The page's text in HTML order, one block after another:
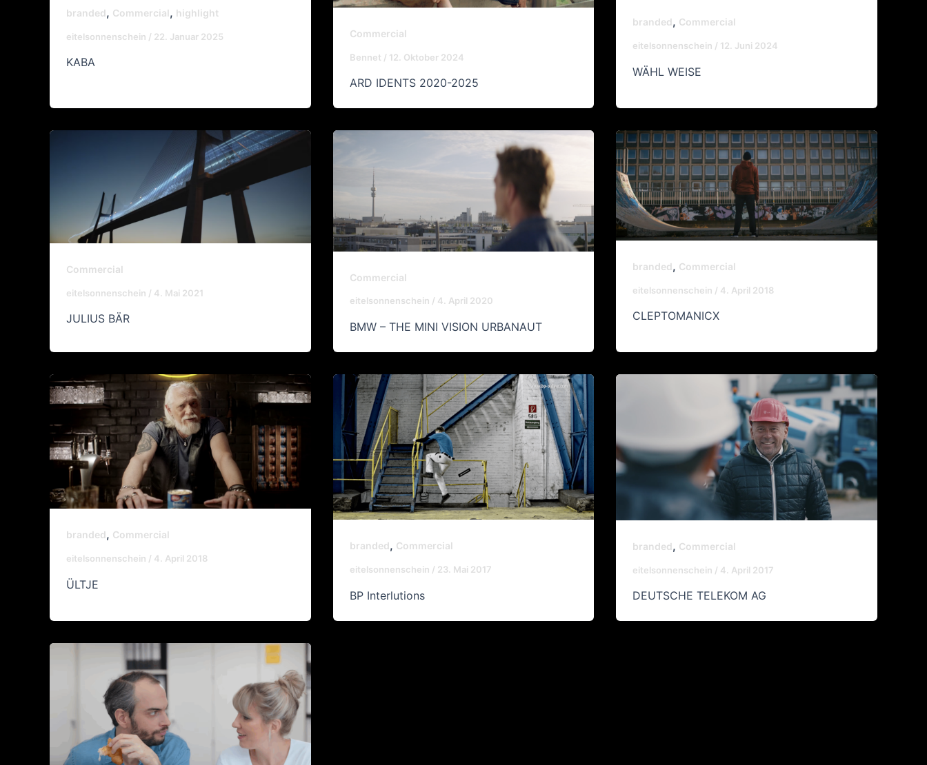
branded, Commercial, highlight
eitelsonnenschein / 22. Januar 2025
KABA
Commercial
Bennet / 12. Oktober 2024
ARD IDENTS 2020-2025
branded, Commercial
eitelsonnenschein / 12. Juni 2024
WÄHL WEISE
Commercial
eitelsonnenschein / 4. Mai 2021
JULIUS BÄR
Commercial
eitelsonnenschein / 4. April 2020
BMW – THE MINI VISION URBANAUT
branded, Commercial
eitelsonnenschein / 4. April 2018
CLEPTOMANICX
branded, Commercial
eitelsonnenschein / 4. April 2018
ÜLTJE
branded, Commercial
eitelsonnenschein / 23. Mai 2017
BP Interlutions
branded, Commercial
eitelsonnenschein / 4. April 2017
DEUTSCHE TELEKOM AG